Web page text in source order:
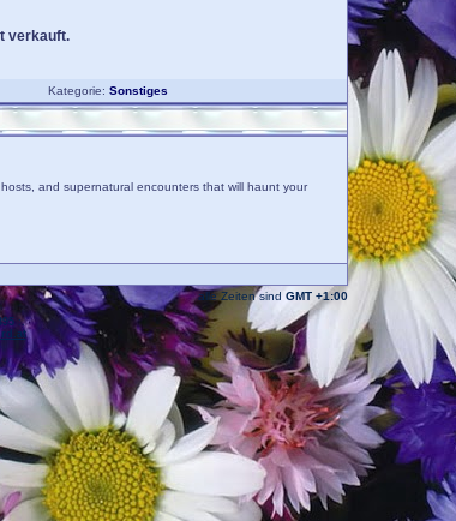
verkauft.
Kategorie: Sonstiges
and supernatural encounters that will haunt your
alle Zeiten sind GMT +1:00
:.